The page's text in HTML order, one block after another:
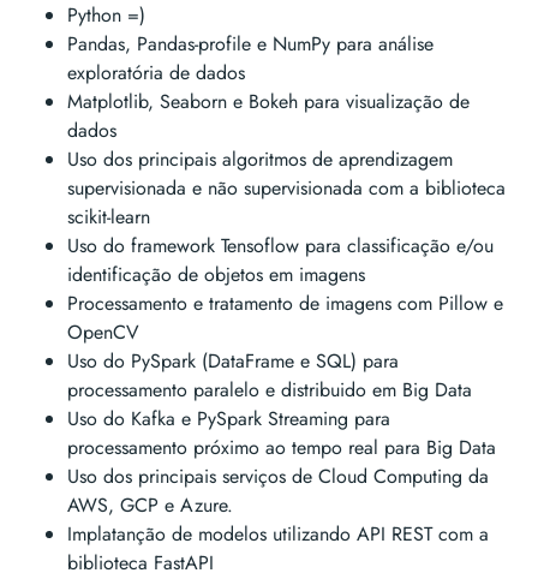
Python =)
Pandas, Pandas-profile e NumPy para análise
exploratória de dados
Matplotlib, Seaborn e Bokeh para visualização de
dados
Uso dos principais algoritmos de aprendizagem
supervisionada e não supervisionada com a biblioteca
scikit-learn
Uso do framework Tensoflow para classificação e/ou
identificação de objetos em imagens
Processamento e tratamento de imagens com Pillow e
OpenCV
Uso do PySpark (DataFrame e SQL) para
processamento paralelo e distribuido em Big Data
Uso do Kafka e PySpark Streaming para
processamento próximo ao tempo real para Big Data
Uso dos principais serviços de Cloud Computing da
AWS, GCP e Azure.
Implatanção de modelos utilizando API REST com a
biblioteca FastAPI